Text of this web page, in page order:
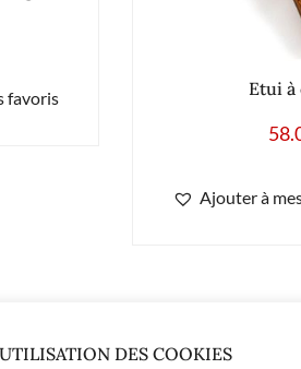
favoris Etui à
Ajouter à
UTILISATION DES COOKIES